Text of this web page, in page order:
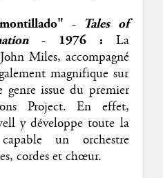
- Tales of
- 1976 : La
Miles, accompagné
magnifique sur
issue du premier
Project. En effet,
y développe toute la
un orchestre
cordes et chœur.